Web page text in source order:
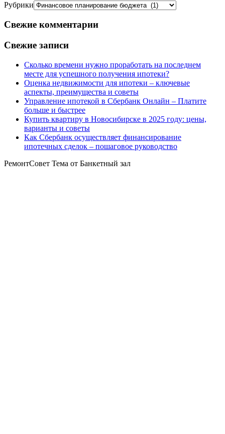
Рубрики
Свежие комментарии
Свежие записи
Сколько времени нужно проработать на последнем
месте для успешного получения ипотеки?
Оценка недвижимости для ипотеки – ключевые
аспекты, преимущества и советы
Управление ипотекой в Сбербанк Онлайн – Платите
больше и быстрее
Купить квартиру в Новосибирске в 2025 году: цены,
варианты и советы
Как Сбербанк осуществляет финансирование
ипотечных сделок – пошаговое руководство
РемонтСовет Тема от Банкетный зал